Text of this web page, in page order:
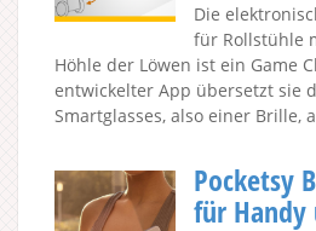
Die
für Rollstühle
Höhle der Löwen ist ein Game
entwickelter App übersetzt sie
Smartglasses, also einer Brille,
Pocketsy
für Handy